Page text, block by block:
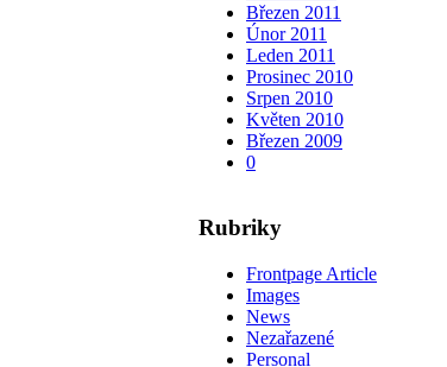
Březen 2011
Únor 2011
Leden 2011
Prosinec 2010
Srpen 2010
Květen 2010
Březen 2009
0
Rubriky
Frontpage Article
Images
News
Nezařazené
Personal